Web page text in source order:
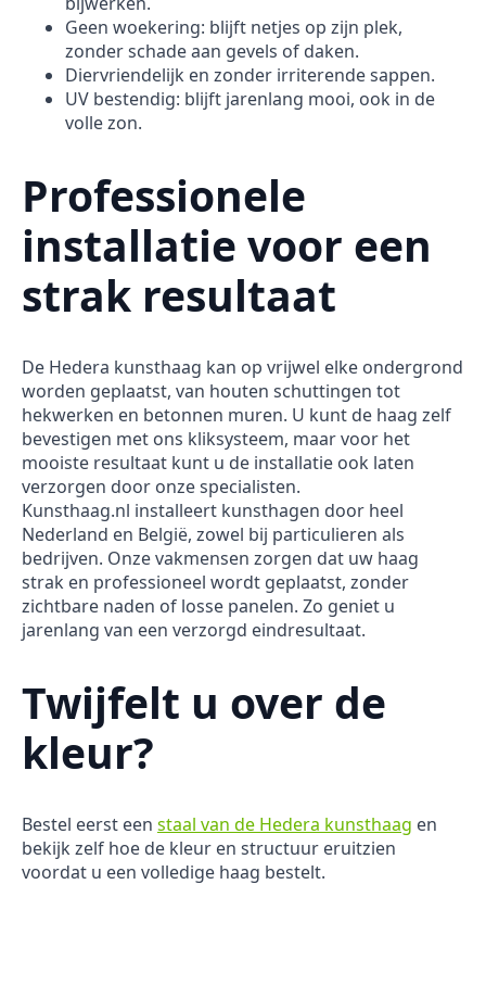
Geen woekering: blijft netjes op zijn plek,
zonder schade aan gevels of daken.
Diervriendelijk en zonder irriterende sappen.
UV bestendig: blijft jarenlang mooi, ook in de
volle zon.
Professionele
installatie voor een
strak resultaat
De Hedera kunsthaag kan op vrijwel elke ondergrond
worden geplaatst, van houten schuttingen tot
hekwerken en betonnen muren. U kunt de haag zelf
bevestigen met ons kliksysteem, maar voor het
mooiste resultaat kunt u de installatie ook laten
verzorgen door onze specialisten.
Kunsthaag.nl installeert kunsthagen door heel
Nederland en België, zowel bij particulieren als
bedrijven. Onze vakmensen zorgen dat uw haag
strak en professioneel wordt geplaatst, zonder
zichtbare naden of losse panelen. Zo geniet u
jarenlang van een verzorgd eindresultaat.
Twijfelt u over de
kleur?
Bestel eerst een staal van de Hedera kunsthaag en
bekijk zelf hoe de kleur en structuur eruitzien
voordat u een volledige haag bestelt.